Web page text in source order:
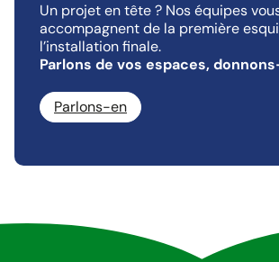
Un projet en tête ? Nos équipes
accompagnent de la première
l’installation finale.
Parlons de vos espaces,
Parlons-en